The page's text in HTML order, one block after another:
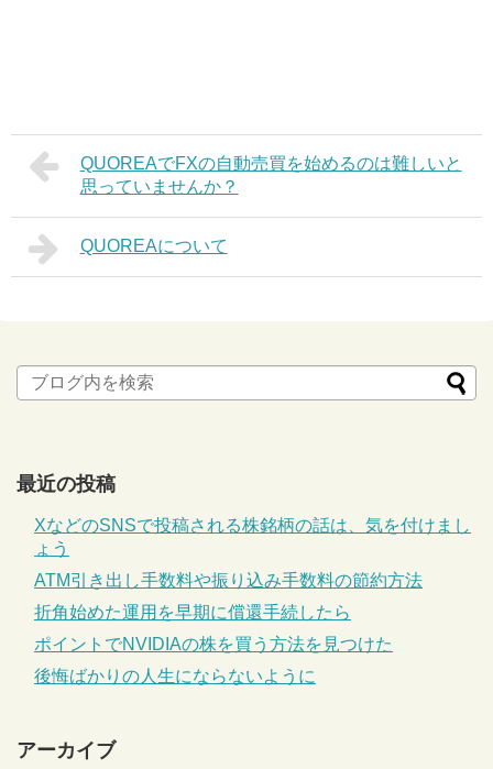
QUOREAでFXの自動売買を始めるのは難しいと
思っていませんか？
QUOREAについて
最近の投稿
XなどのSNSで投稿される株銘柄の話は、気を付けまし
ょう
ATM引き出し手数料や振り込み手数料の節約方法
折角始めた運用を早期に償還手続したら
ポイントでNVIDIAの株を買う方法を見つけた
後悔ばかりの人生にならないように
アーカイブ